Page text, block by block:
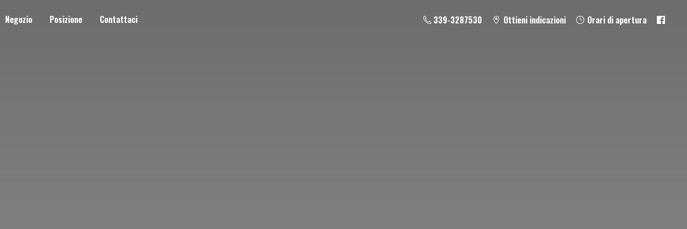
Negozio Posizione Contattaci 339-3287530 Ottieni indicazioni Orari di apertura